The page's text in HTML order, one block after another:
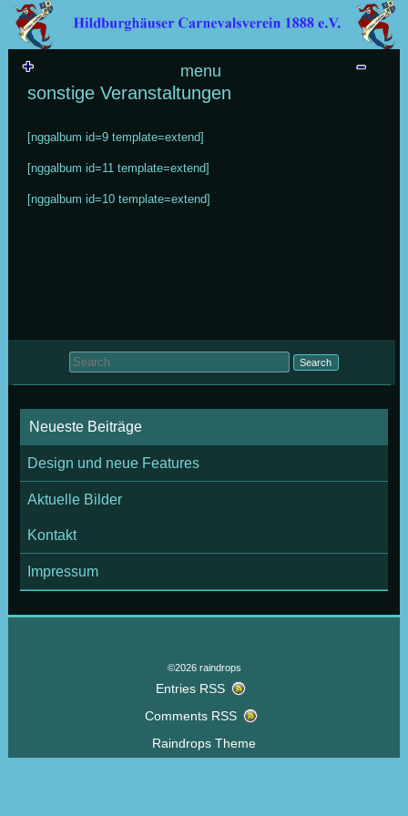
menu
sonstige Veranstaltungen
[nggalbum id=9 template=extend]
[nggalbum id=11 template=extend]
[nggalbum id=10 template=extend]
Search for:
Neueste Beiträge
Design und neue Features
Aktuelle Bilder
Kontakt
Impressum
©2026 raindrops
Entries RSS
Comments RSS
Raindrops Theme